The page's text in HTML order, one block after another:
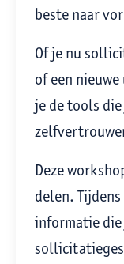
beste naar
Of je nu
of een
je de tools
Deze
delen.
informatie die